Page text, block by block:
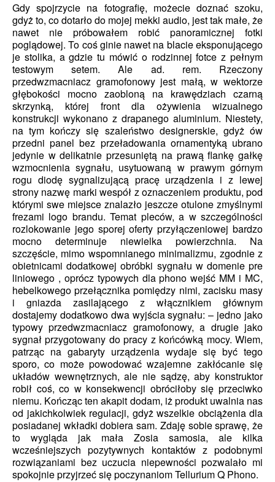
Gdy spojrzycie na fotografię, możecie doznać szoku,
gdyż to, co dotarło do mojej mekki audio, jest tak małe, że
nawet nie próbowałem robić panoramicznej fotki
poglądowej. To coś ginie nawet na blacie eksponującego
je stolika, a gdzie tu mówić o rodzinnej fotce z pełnym
testowym setem. Ale ad. rem. Rzeczony
przedwzmacniacz gramofonowy jest małą, w wektorze
głębokości mocno zaobloną na krawędziach czarną
skrzynką, której front dla ożywienia wizualnego
konstrukcji wykonano z drapanego aluminium. Niestety,
na tym kończy się szaleństwo designerskie, gdyż ów
przedni panel bez przeładowania ornamentyką ubrano
jedynie w delikatnie przesuniętą na prawą flankę gałkę
wzmocnienia sygnału, usytuowaną w prawym górnym
rogu diodę sygnalizującą pracę urządzenia i z lewej
strony nazwę marki wespół z oznaczeniem produktu, pod
którymi swe miejsce znalazło jeszcze otulone zmyślnymi
frezami logo brandu. Temat pleców, a w szczególności
rozlokowanie jego sporej oferty przyłączeniowej bardzo
mocno determinuje niewielka powierzchnia. Na
szczęście, mimo wspomnianego minimalizmu, zgodnie z
obietnicami dodatkowej obróbki sygnału w domenie pre
liniowego , oprócz typowych dla phono wejść MM i MC,
hebelkowego przełącznika pomiędzy nimi, zacisku masy
i gniazda zasilającego z włącznikiem głównym
dostajemy dodatkowo dwa wyjścia sygnału: – jedno jako
typowy przedwzmacniacz gramofonowy, a drugie jako
sygnał przygotowany do pracy z końcówką mocy. Wiem,
patrząc na gabaryty urządzenia wydaje się być tego
sporo, co może powodować wzajemne zakłócanie się
układów wewnętrznych, ale nie sądzę, aby konstruktor
robił coś, co w konsekwencji obróciłoby się przeciwko
niemu. Kończąc ten akapit dodam, iż produkt uwalnia nas
od jakichkolwiek regulacji, gdyż wszelkie obciążenia dla
posiadanej wkładki dobiera sam. Zdaję sobie sprawę, że
to wygląda jak mała Zosia samosia, ale kilka
wcześniejszych pozytywnych kontaktów z podobnymi
rozwiązaniami bez uczucia niepewności pozwalało mi
spokojnie przyjrzeć się poczynaniom Tellurium Q Phono.